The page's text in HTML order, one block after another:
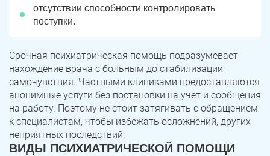
отсутствии способности контролировать
поступки.
Срочная психиатрическая помощь подразумевает
нахождение врача с больным до стабилизации
самочувствия. Частными клиниками предоставляются
анонимные услуги без постановки на учет и сообщения
на работу. Поэтому не стоит затягивать с обращением
к специалистам, чтобы избежать осложнений, других
неприятных последствий.
ВИДЫ ПСИХИАТРИЧЕСКОЙ ПОМОЩИ